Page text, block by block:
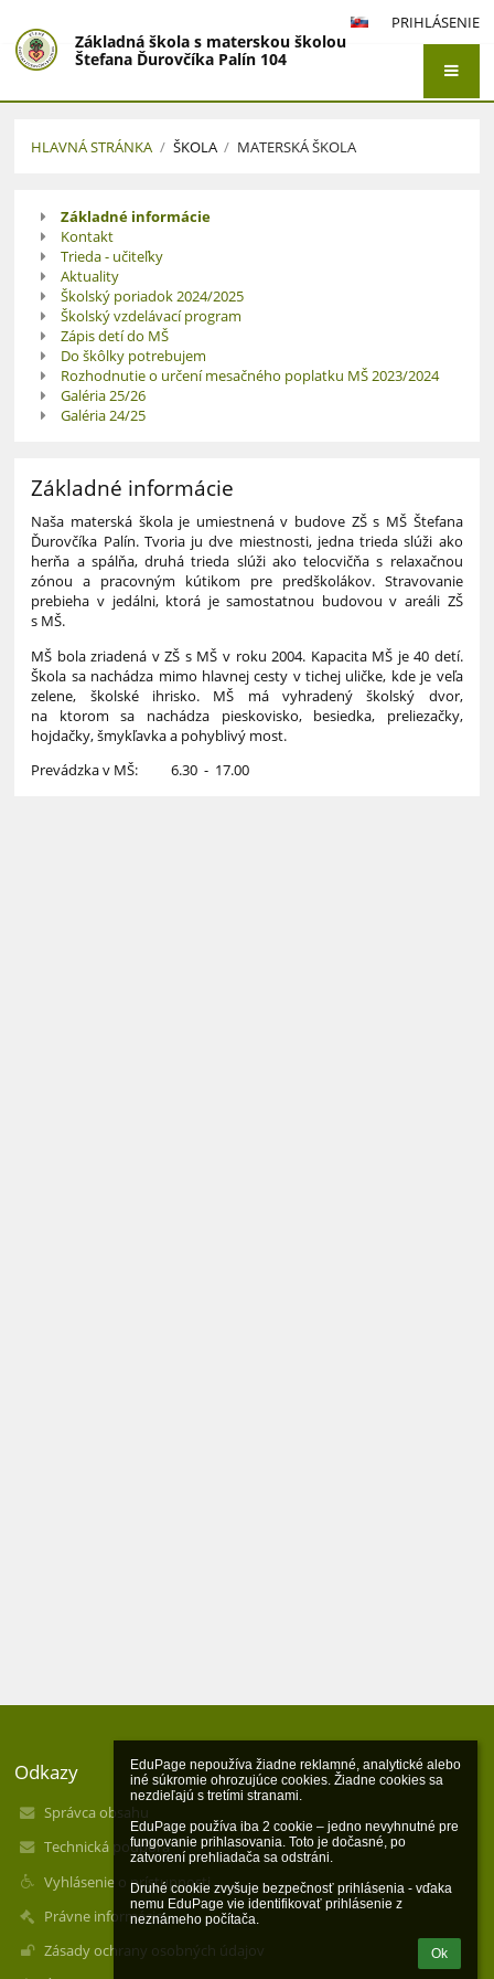
EduPage nepoužíva žiadne reklamné, analytické alebo
iné súkromie ohrozujúce cookies. Žiadne cookies sa
nezdieľajú s tretími stranami.
EduPage používa iba 2 cookie – jedno nevyhnutné pre
fungovanie prihlasovania. Toto je dočasné, po
zatvorení prehliadača sa odstráni.
Druhé cookie zvyšuje bezpečnosť prihlásenia - vďaka
nemu EduPage vie identifikovať prihlásenie z
neznámeho počítača.
Ok
PRIHLÁSENIE
Základná škola s materskou školou
Štefana Ďurovčíka Palín 104
HLAVNÁ STRÁNKA / ŠKOLA / MATERSKÁ ŠKOLA
Materská
školaZákladné informácie
Kontakt
Trieda - učiteľky
Aktuality
Školský poriadok 2024/2025
Školský vzdelávací program
Zápis detí do MŠ
Do škôlky potrebujem
Rozhodnutie o určení mesačného poplatku MŠ 2023/2024
Galéria 25/26
Galéria 24/25
Základné informácie
Naša materská škola je umiestnená v budove ZŠ s MŠ Štefana
Ďurovčíka Palín. Tvoria ju dve miestnosti, jedna trieda slúži ako
herňa a spálňa, druhá trieda slúži ako telocvičňa s relaxačnou
zónou a pracovným kútikom pre predškolákov. Stravovanie
prebieha v jedálni, ktorá je samostatnou budovou v areáli ZŠ
s MŠ.
MŠ bola zriadená v ZŠ s MŠ v roku 2004. Kapacita MŠ je 40 detí.
Škola sa nachádza mimo hlavnej cesty v tichej uličke, kde je veľa
zelene, školské ihrisko. MŠ má vyhradený školský dvor,
na ktorom sa nachádza pieskovisko, besiedka, preliezačky,
hojdačky, šmykľavka a pohyblivý most.
Prevádzka v MŠ: 6.30 - 17.00
Odkazy
Správca obsahu
Technická podpora
Vyhlásenie o prístupnosti
Právne informácie
Zásady ochrany osobných údajov